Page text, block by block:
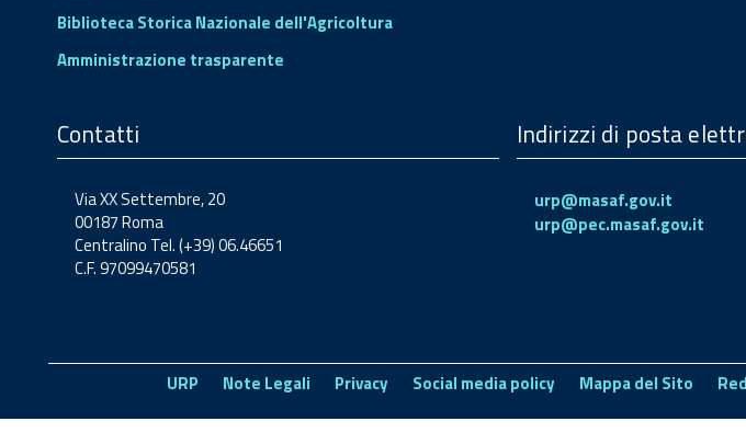
Biblioteca Storica Nazionale dell'Agricoltura
Amministrazione trasparente
Contatti
Via XX Settembre, 20
00187 Roma
Centralino Tel. (+39) 06.46651
C.F. 97099470581
Indirizzi di posta
urp@masaf.gov.it
urp@pec.masaf.gov.it
URP Note Legali Privacy Social media policy Mappa del Sito